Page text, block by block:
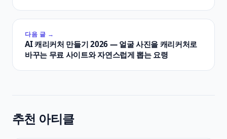
다음 글 →
AI 캐리커처 만들기 2026 — 얼굴 사진을 캐리커처로
바꾸는 무료 사이트와 자연스럽게 뽑는 요령
추천 아티클